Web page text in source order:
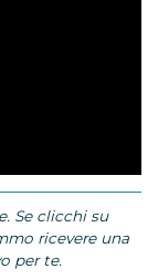
Se clicchi su
ricevere una
per te.